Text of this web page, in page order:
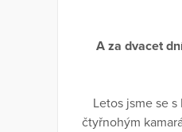
A za dvacet
Letos jsme se
čtyřnohým